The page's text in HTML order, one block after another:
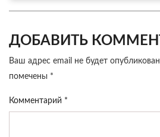
ДОБАВИТЬ
Ваш адрес email не будет
помечены *
Комментарий *